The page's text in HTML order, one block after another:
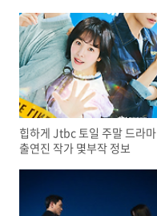
힙하게 Jtbc 토일 주말 드라마
출연진 작가 몇부작 정보